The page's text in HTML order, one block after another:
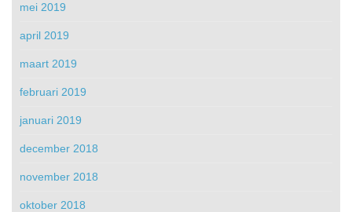
mei 2019
april 2019
maart 2019
februari 2019
januari 2019
december 2018
november 2018
oktober 2018